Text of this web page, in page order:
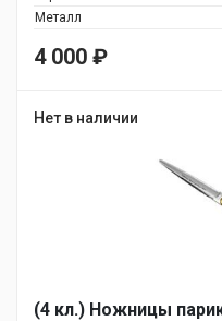
Металл
4 000 ₽
Нет в наличии
(4 кл.) Ножницы